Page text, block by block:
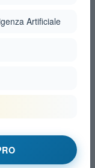
Artificiale